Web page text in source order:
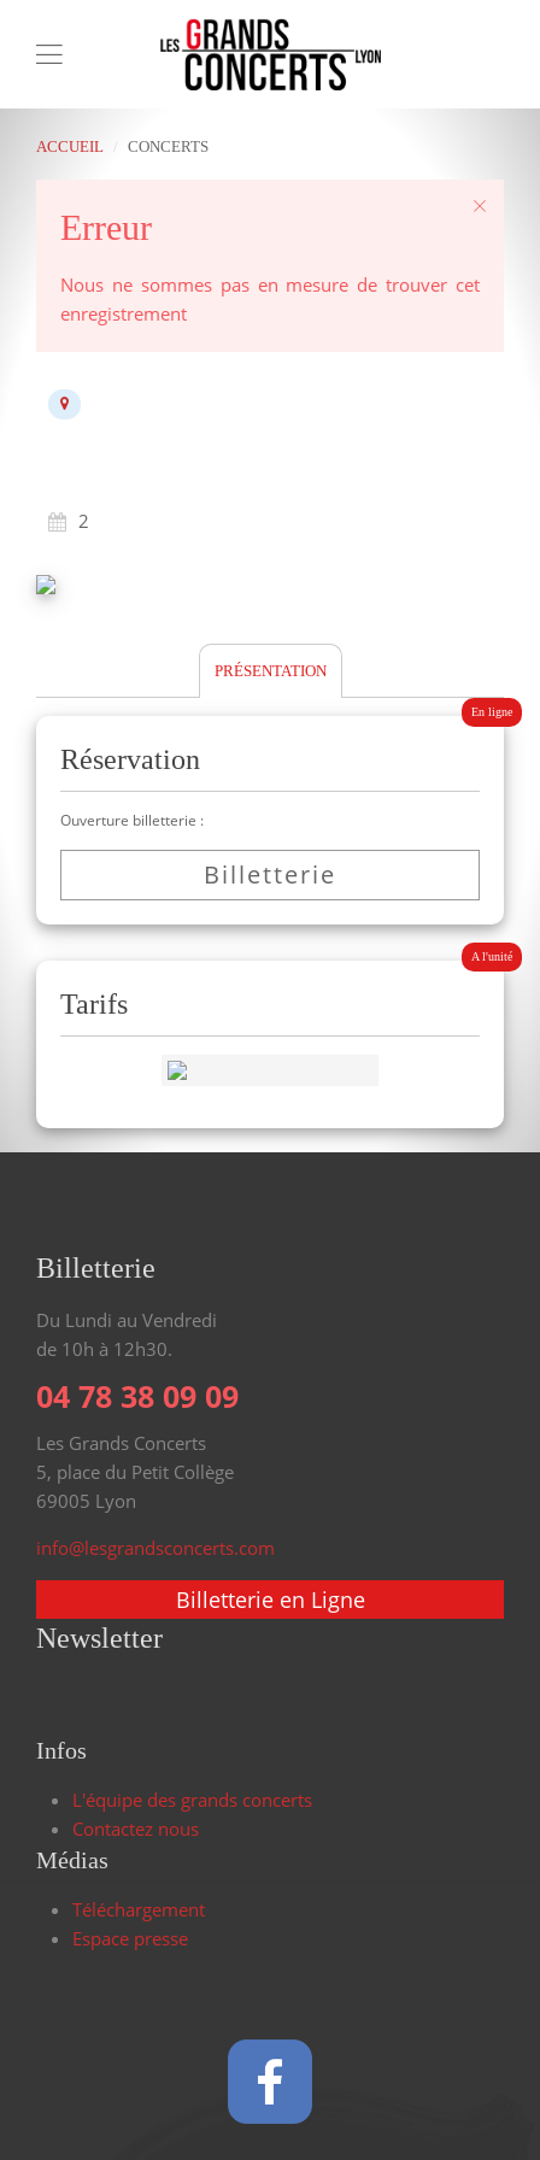
ACCUEIL CONCERTS
Erreur
Nous ne sommes pas en mesure de trouver cet
enregistrement
2
PRÉSENTATION
En ligne
Réservation
Ouverture billetterie :
Billetterie
A l'unité
Tarifs
Billetterie
Du Lundi au Vendredi
de 10h à 12h30.
04 78 38 09 09
Les Grands Concerts
5, place du Petit Collège
69005 Lyon
info@lesgrandsconcerts.com
Billetterie en Ligne
Newsletter
Infos
L'équipe des grands concerts
Contactez nous
Médias
Téléchargement
Espace presse